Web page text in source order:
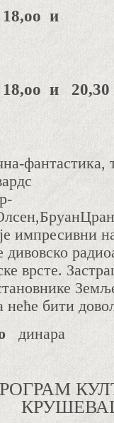
и
у
фантастика,
импресивни
дивовско
врсте.
бити
динара